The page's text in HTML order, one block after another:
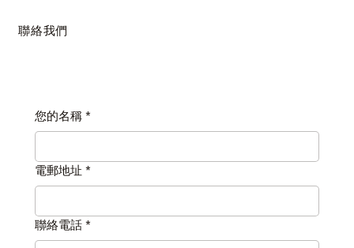
聯絡我們
您的名稱 *
電郵地址 *
聯絡電話 *